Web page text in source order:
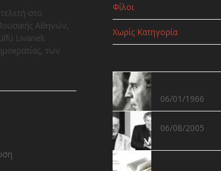
στο
Αθηνών,
Livaneli.
των
Φίλοι
Χωρίς Κατηγορία
06/01/1966
06/08/2005